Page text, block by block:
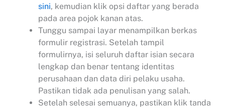
sini, kemudian klik opsi daftar yang berada
pada area pojok kanan atas.
Tunggu sampai layar menampilkan berkas
formulir registrasi. Setelah tampil
formulirnya, isi seluruh daftar isian secara
lengkap dan benar tentang identitas
perusahaan dan data diri pelaku usaha.
Pastikan tidak ada penulisan yang salah.
Setelah selesai semuanya, pastikan klik tanda